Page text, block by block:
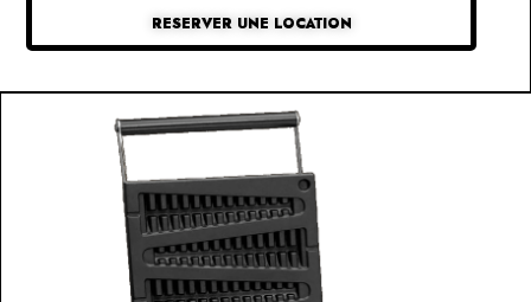
RESERVER UNE LOCATION